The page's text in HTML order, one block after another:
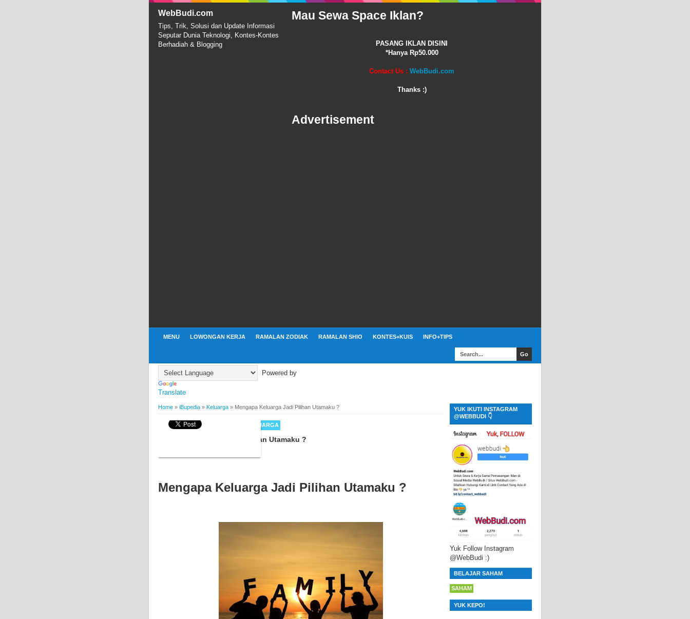
WebBudi.com
Tips, Trik, Solusi dan Update Informasi
Seputar Dunia Teknologi, Kontes-Kontes
Berhadiah & Blogging
Mau Sewa Space Iklan?
PASANG IKLAN DISINI
*Hanya Rp50.000
Contact Us : WebBudi.com
Thanks :)
Advertisement
MENU LOWONGAN KERJA RAMALAN ZODIAK RAMALAN SHIO KONTES+KUIS INFO+TIPS
Powered by
Translate
Home » iBupedia » Keluarga » Mengapa Keluarga Jadi Pilihan Utamaku ?
BYWEBBUDI.COM KELUARGA
Mengapa Keluarga Jadi Pilihan Utamaku ?
Mengapa Keluarga Jadi Pilihan Utamaku ?
YUK IKUTI INSTAGRAM
@WEBBUDI 👇
Yuk Follow Instagram
@WebBudi :)
BELAJAR SAHAM
SAHAM
YUK KEPO!